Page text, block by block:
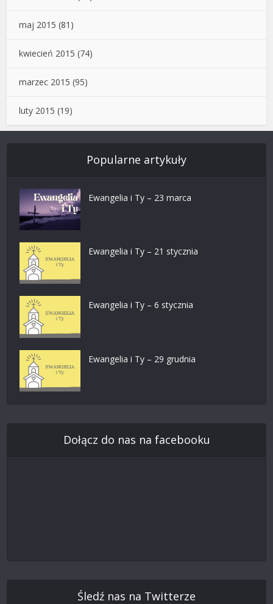
maj 2015 (81)
kwiecień 2015 (74)
marzec 2015 (95)
luty 2015 (19)
Popularne artykuły
Ewangelia i Ty – 23 marca
Ewangelia i Ty – 21 stycznia
Ewangelia i Ty – 6 stycznia
Ewangelia i Ty – 29 grudnia
Dołącz do nas na facebooku
Śledź nas na Twitterze